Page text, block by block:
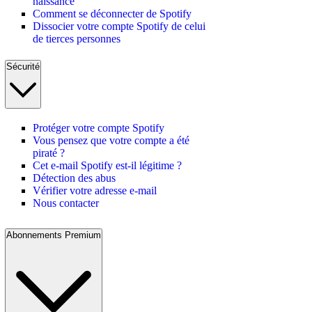
Comment se déconnecter de Spotify
Dissocier votre compte Spotify de celui
de tierces personnes
Sécurité
Protéger votre compte Spotify
Vous pensez que votre compte a été
piraté ?
Cet e-mail Spotify est-il légitime ?
Détection des abus
Vérifier votre adresse e-mail
Nous contacter
Abonnements Premium